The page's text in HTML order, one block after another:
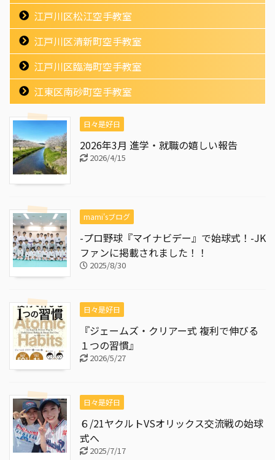
江戸川区松江空手教室
江戸川区清新町空手教室
江戸川区臨海町空手教室
江東区南砂町空手教室
日々是好日
2026年3月 進学・就職の嬉しい報告
2026/4/15
mami'sブログ
-プロ野球『マイナビデー』で始球式！-JK
ファンに掲載されました！！
2025/8/30
日々是好日
『ジェームズ・クリアー式 複利で伸びる
１つの習慣』
2026/5/27
日々是好日
６/21ヤクルトVSオリックス交流戦の始球
式へ
2025/7/17